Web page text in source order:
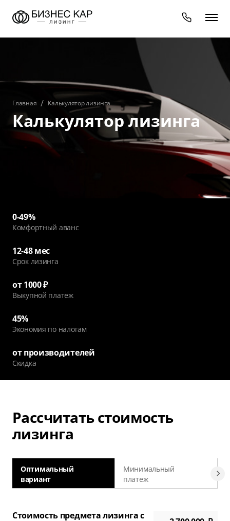
Главная Калькулятор лизинга
Калькулятор лизинга
Комфортный аванс
0-49%
Cрок лизинга
12-48 мес
Выкупной платеж
от 1000 ₽
Экономия по налогам
45%
Скидка
от производителей
Рассчитать стоимость
лизинга
Оптимальный
вариант
Минимальный
платеж
Стоимость предмета лизинга с